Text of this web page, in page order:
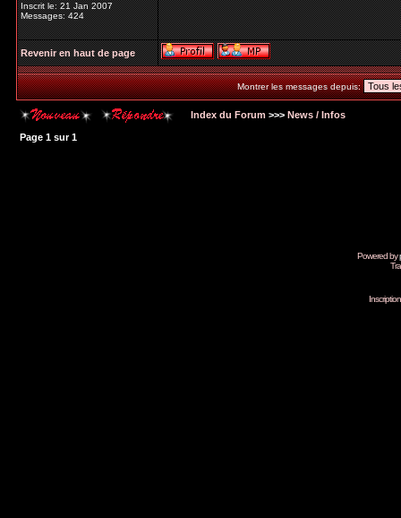
Inscrit le: 21 Jan 2007
Messages: 424
Revenir en haut de page
Montrer les messages depuis:
Index du Forum >>> News / Infos
Page 1 sur1
Powered by